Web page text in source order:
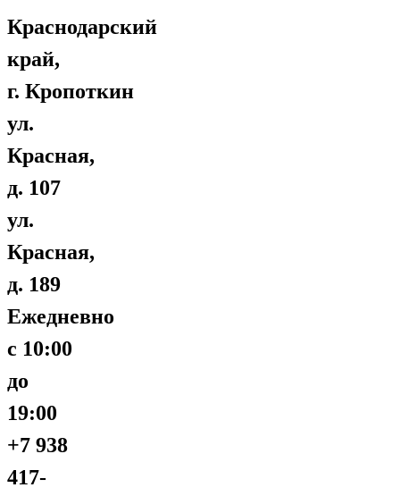
Краснодарский
край,
г. Кропоткин
ул.
Красная,
д. 107
ул.
Красная,
д. 189
Ежедневно
с 10:00
до
19:00
+7 938
417-